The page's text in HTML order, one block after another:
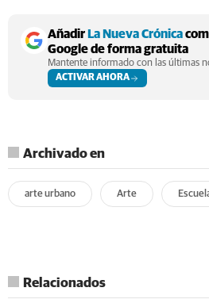
Añadir La Nueva Crónica
Google de forma gratuita
Mantente informado con las últimas
ACTIVAR AHORA
Archivado en
arte urbano Arte
Relacionados